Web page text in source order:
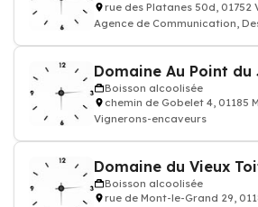
rue des Platanes 50d, 01752
Agence de Communication,
Domaine Au Point du
Boisson alcoolisée
chemin de Gobelet 4, 01185
Vignerons-encaveurs
Domaine du Vieux
Boisson alcoolisée
rue de Mont-le-Grand 29,